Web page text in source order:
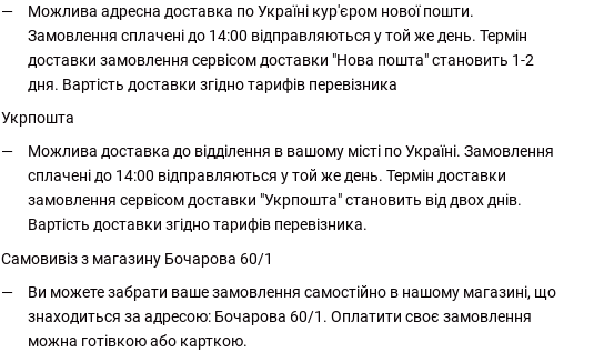
Можлива адресна доставка по Україні кур'єром нової пошти.
Замовлення сплачені до 14:00 відправляються у той же день. Термін
доставки замовлення сервісом доставки "Нова пошта" становить 1-2
дня. Вартість доставки згідно тарифів перевізника
Укрпошта
Можлива доставка до відділення в вашому місті по Україні. Замовлення
сплачені до 14:00 відправляються у той же день. Термін доставки
замовлення сервісом доставки "Укрпошта" становить від двох днів.
Вартість доставки згідно тарифів перевізника.
Самовивіз з магазину Бочарова 60/1
Ви можете забрати ваше замовлення самостійно в нашому магазині, що
знаходиться за адресою: Бочарова 60/1. Оплатити своє замовлення
можна готівкою або карткою.